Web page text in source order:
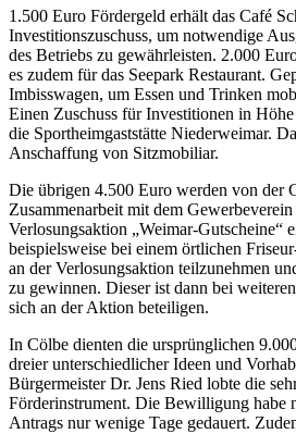
1.500 Euro Fördergeld erhält das Café
Investitionszuschuss, um notwendige
des Betriebs zu gewährleisten. 2.000
es zudem für das Seepark Restaurant.
Imbisswagen, um Essen und Trinken
Einen Zuschuss für Investitionen in
die Sportheimgaststätte Niederweimar.
Anschaffung von Sitzmobiliar.
Die übrigen 4.500 Euro werden von der
Zusammenarbeit mit dem
Verlosungsaktion „Weimar-Gutscheine“
beispielsweise bei einem örtlichen
an der Verlosungsaktion teilzunehmen
zu gewinnen. Dieser ist dann bei
sich an der Aktion beteiligen.
In Cölbe dienten die ursprünglichen
dreier unterschiedlicher Ideen und
Bürgermeister Dr. Jens Ried lobte die
Förderinstrument. Die Bewilligung habe
Antrags nur wenige Tage gedauert.